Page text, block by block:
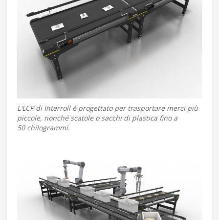
L'LCP di Interroll è progettato per trasportare merci più
piccole, nonché scatole o sacchi di plastica fino a
50 chilogrammi.